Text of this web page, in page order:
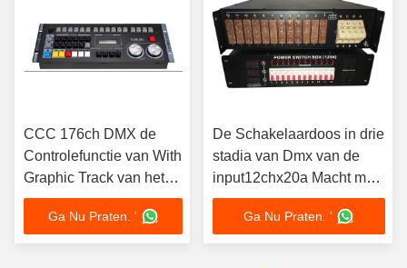
CCC 176ch DMX de
Controlefunctie van With
Graphic Track van het
Verlichtingscontrolemechanisme
Ga Nu Praten. '
De Schakelaardoos in drie
stadia van Dmx van de
input12chx20a Macht met
Ce-certificatie
Ga Nu Praten. '